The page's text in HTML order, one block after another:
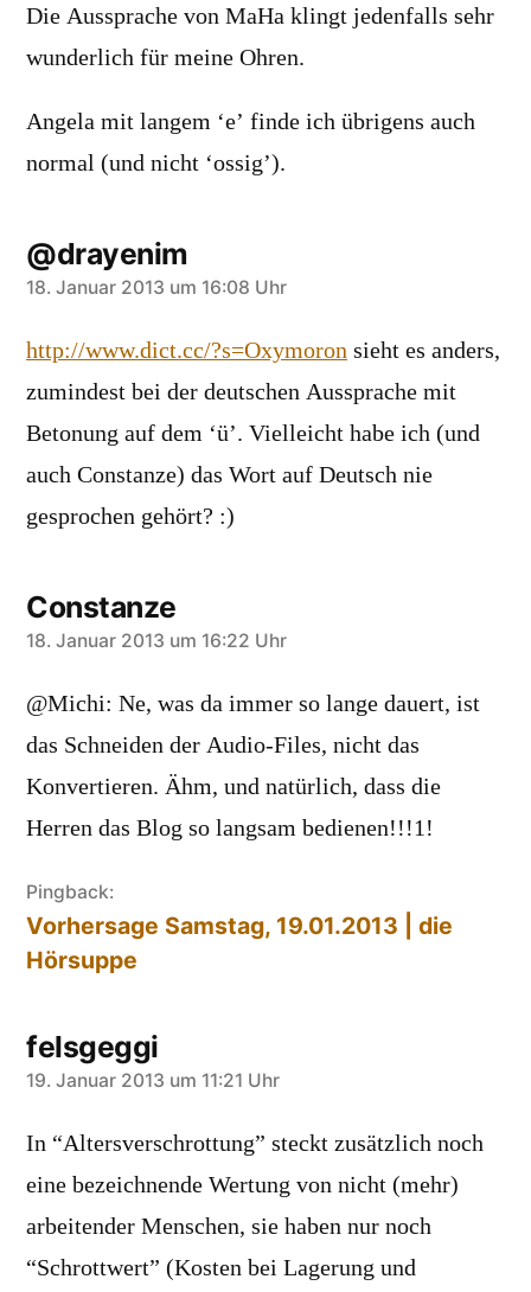
Die Aussprache von MaHa klingt jedenfalls sehr
wunderlich für meine Ohren.
Angela mit langem ‘e’ finde ich übrigens auch
normal (und nicht ‘ossig’).
@drayenim
sagt:
18. Januar 2013 um 16:08 Uhr
http://www.dict.cc/?s=Oxymoron sieht es anders,
zumindest bei der deutschen Aussprache mit
Betonung auf dem ‘ü’. Vielleicht habe ich (und
auch Constanze) das Wort auf Deutsch nie
gesprochen gehört? :)
Constanze
sagt:
18. Januar 2013 um 16:22 Uhr
@Michi: Ne, was da immer so lange dauert, ist
das Schneiden der Audio-Files, nicht das
Konvertieren. Ähm, und natürlich, dass die
Herren das Blog so langsam bedienen!!!1!
Pingback:
Vorhersage Samstag, 19.01.2013 | die
Hörsuppe
felsgeggi
sagt:
19. Januar 2013 um 11:21 Uhr
In “Altersverschrottung” steckt zusätzlich noch
eine bezeichnende Wertung von nicht (mehr)
arbeitender Menschen, sie haben nur noch
“Schrottwert” (Kosten bei Lagerung und